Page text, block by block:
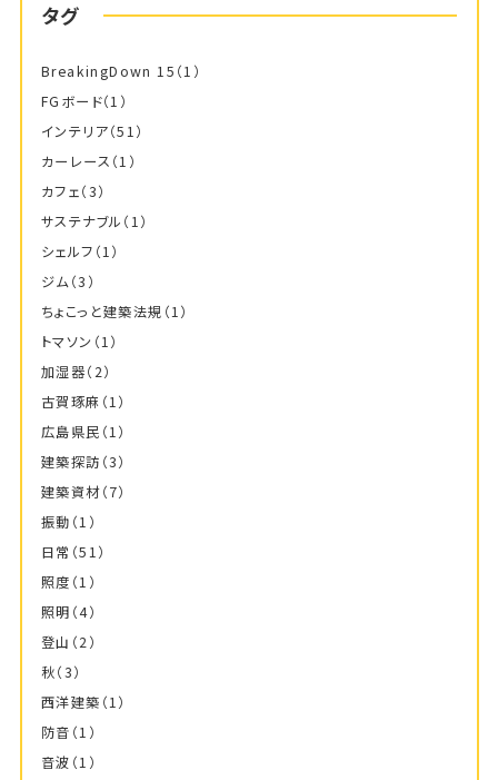
タグ
BreakingDown 15 （1）
FGボード（1）
インテリア（51）
カーレース （1）
カフェ（3）
サステナブル （1）
シェルフ （1）
ジム（3）
ちょこっと建築法規 （1）
トマソン （1）
加湿器（2）
古賀琢麻 （1）
広島県民 （1）
建築探訪 （3）
建築資材（7）
振動 （1）
日常 （51）
照度 （1）
照明 （4）
登山 （2）
秋（3）
西洋建築 （1）
防音 （1）
音波 （1）